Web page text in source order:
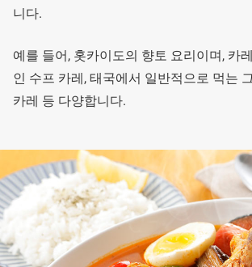
니다.
예를 들어, 홋카이도의 향토 요리이며, 카
인 수프 카레, 태국에서 일반적으로 먹는
카레 등 다양합니다.